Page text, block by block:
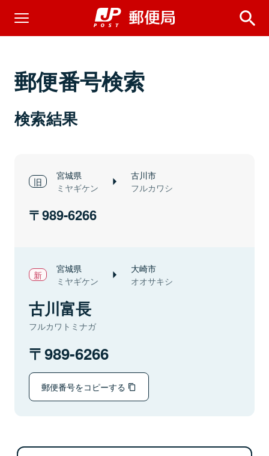
郵便番号検索
検索結果
宮城県
ミヤギケン
古川市
フルカワシ
989-6266
宮城県
ミヤギケン
大崎市
オオサキシ
古川富長
フルカワトミナガ
989-6266
郵便番号をコピーする